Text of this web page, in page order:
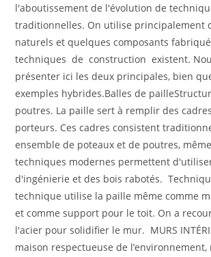
l'aboutissement de l'évolution de
traditionnelles. On utilise principalement
naturels et quelques composants
techniques de construction existent.
présenter ici les deux principales, bien
exemples hybrides.Balles de
poutres. La paille sert à remplir des
porteurs. Ces cadres consistent
ensemble de poteaux et de poutres,
techniques modernes permettent
d'ingénierie et des bois rabotés.
technique utilise la paille même comme
et comme support pour le toit. On a
l'acier pour solidifier le mur. MURS
maison respectueuse de